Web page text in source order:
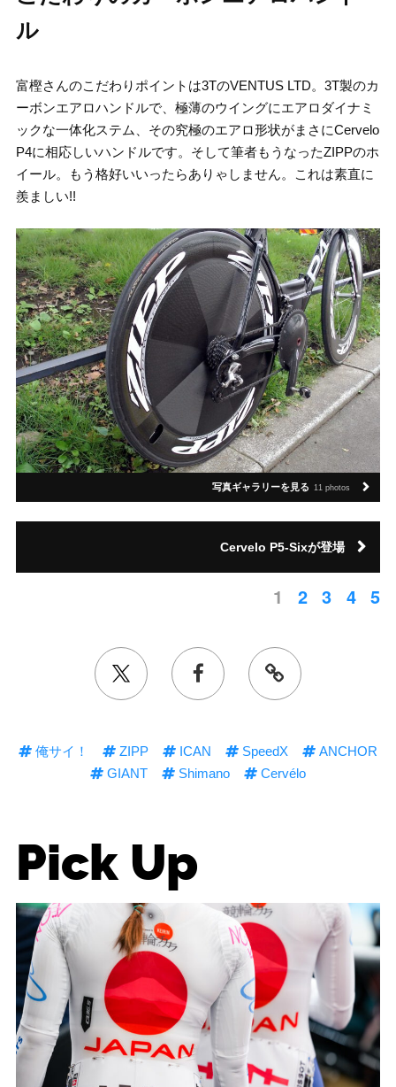
ル
富樫さんのこだわりポイントは3TのVENTUS LTD。3T製のカ
ーボンエアロハンドルで、極薄のウイングにエアロダイナミ
ックな一体化ステム、その究極のエアロ形状がまさにCervelo
P4に相応しいハンドルです。そして筆者もうなったZIPPのホ
イール。もう格好いいったらありゃしません。これは素直に
羨ましい!!
写真ギャラリーを見る 11 photos
Cervelo P5-Sixが登場
1 2 3 4 5
俺サイ！ ZIPP ICAN SpeedX
ANCHOR
GIANT
Shimano Cervélo
Pick Up